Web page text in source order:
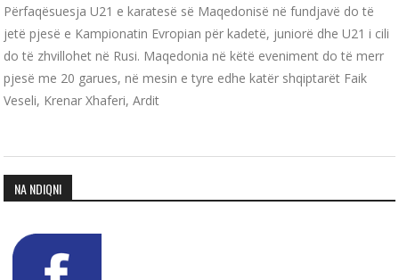
Përfaqësuesja U21 e karatesë së Maqedonisë në fundjavë do të
jetë pjesë e Kampionatin Evropian për kadetë, juniorë dhe U21 i cili
do të zhvillohet në Rusi. Maqedonia në këtë eveniment do të merr
pjesë me 20 garues, në mesin e tyre edhe katër shqiptarët Faik
Veseli, Krenar Xhaferi, Ardit
NA NDIQNI